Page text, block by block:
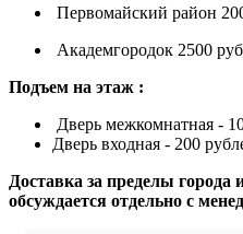
Первомайский район
Академгородок 2500
Подъем на этаж :
Дверь межкомнатная -
Дверь входная - 200
Доставка за пределы города
обсуждается отдельно с